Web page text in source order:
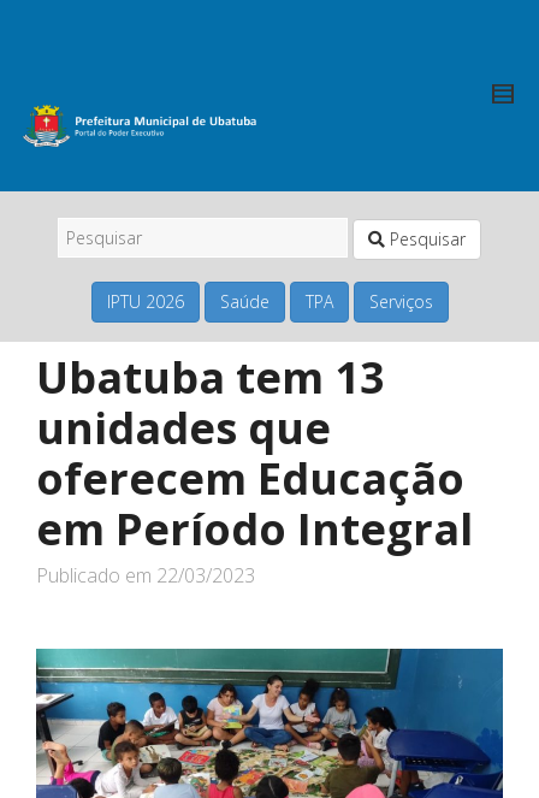
Pesquisar
IPTU 2026 Saúde TPA Serviços
Ubatuba tem 13
unidades que
oferecem Educação
em Período Integral
Publicado em 22/03/2023